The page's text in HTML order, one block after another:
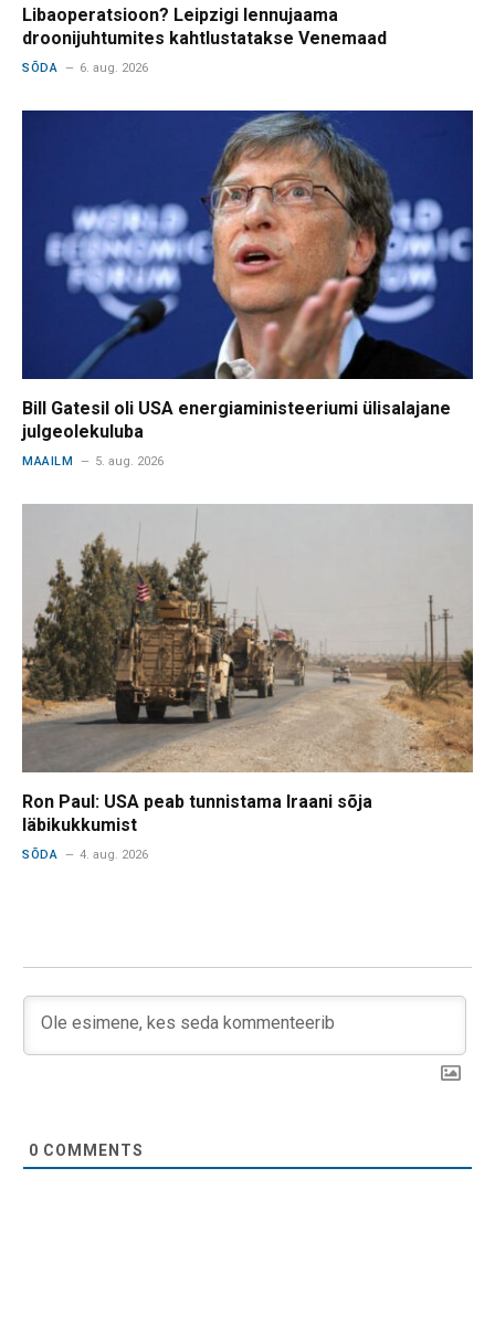
Libaoperatsioon? Leipzigi lennujaama
droonijuhtumites kahtlustatakse Venemaad
SÕDA 6. aug. 2026
Bill Gatesil oli USA energiaministeeriumi ülisalajane
julgeolekuluba
MAAILM 5. aug. 2026
Ron Paul: USA peab tunnistama Iraani sõja
läbikukkumist
SÕDA 4. aug. 2026
0 COMMENTS